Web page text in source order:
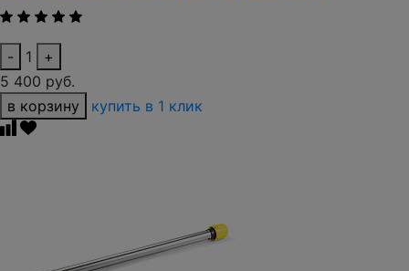
- 1
+
5 400 руб.
в корзину
купить в 1 клик